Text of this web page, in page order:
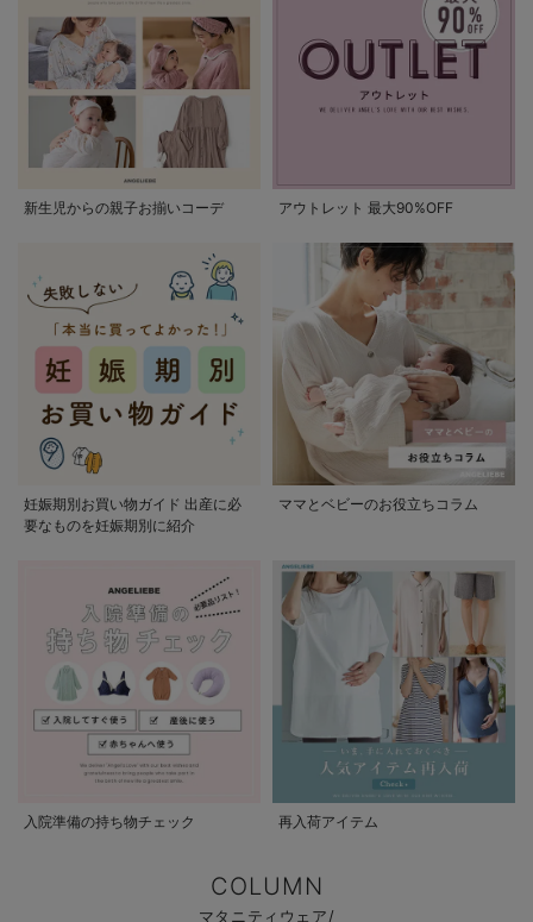
新生児からの親子お揃いコーデ アウトレット 最大90%OFF
妊娠期別お買い物ガイド 出産に必
要なものを妊娠期別に紹介
ママとベビーのお役立ちコラム
入院準備の持ち物チェック 再入荷アイテム
COLUMN
マタニティウェア/